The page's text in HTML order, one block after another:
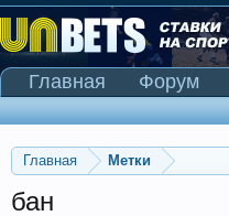
Главная Метки
бан
Главная Форум
Сканер Pinnacle